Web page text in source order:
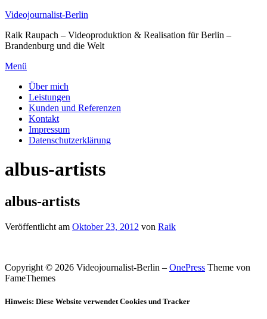
Zum
springen
Videojournalist-Berlin
Raik Raupach – Videoproduktion & Realisation für Berlin –
Brandenburg und die Welt
Menü
Über mich
Leistungen
Kunden und Referenzen
Kontakt
Impressum
Datenschutzerklärung
albus-artists
albus-artists
Veröffentlicht am Oktober 23, 2012 von Raik
Copyright © 2026 Videojournalist-Berlin – OnePress Theme von
FameThemes
Hinweis: Diese Website verwendet Cookies und Tracker